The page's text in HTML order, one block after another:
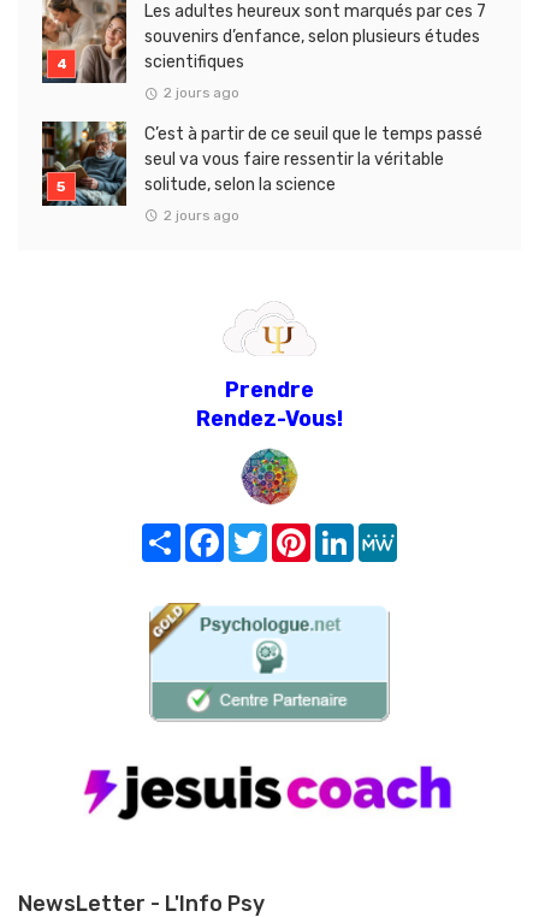
Les adultes heureux sont marqués par ces 7
souvenirs d’enfance, selon plusieurs études
scientifiques
2 jours ago
C’est à partir de ce seuil que le temps passé
seul va vous faire ressentir la véritable
solitude, selon la science
2 jours ago
Prendre
Rendez-Vous!
Share FacebookTwitterPinterest
LinkedIn
NewsLetter - L'Info Psy